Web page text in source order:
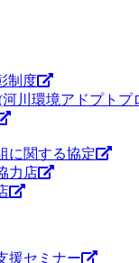
制度
川環境アドプトプ
に関する協定
力店
援セミナー